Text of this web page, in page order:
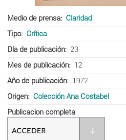
Medio de prensa
Claridad
Tipo
Crítica
Día de publicación
23
Mes de publicación
12
Año de publicación
1972
Origen
Colección Ana Costabel
Publicacion completa